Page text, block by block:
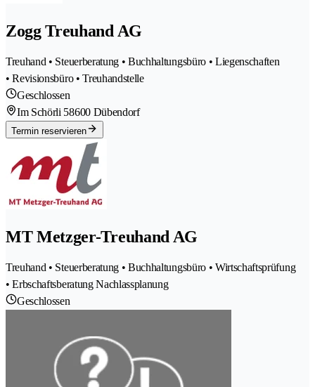
Zogg Treuhand AG
Treuhand • Steuerberatung • Buchhaltungsbüro • Liegenschaften
• Revisionsbüro • Treuhandstelle
Geschlossen
Im Schörli 58600 Dübendorf
Termin reservieren
MT Metzger-Treuhand AG
Treuhand • Steuerberatung • Buchhaltungsbüro • Wirtschaftsprüfung
• Erbschaftsberatung Nachlassplanung
Geschlossen